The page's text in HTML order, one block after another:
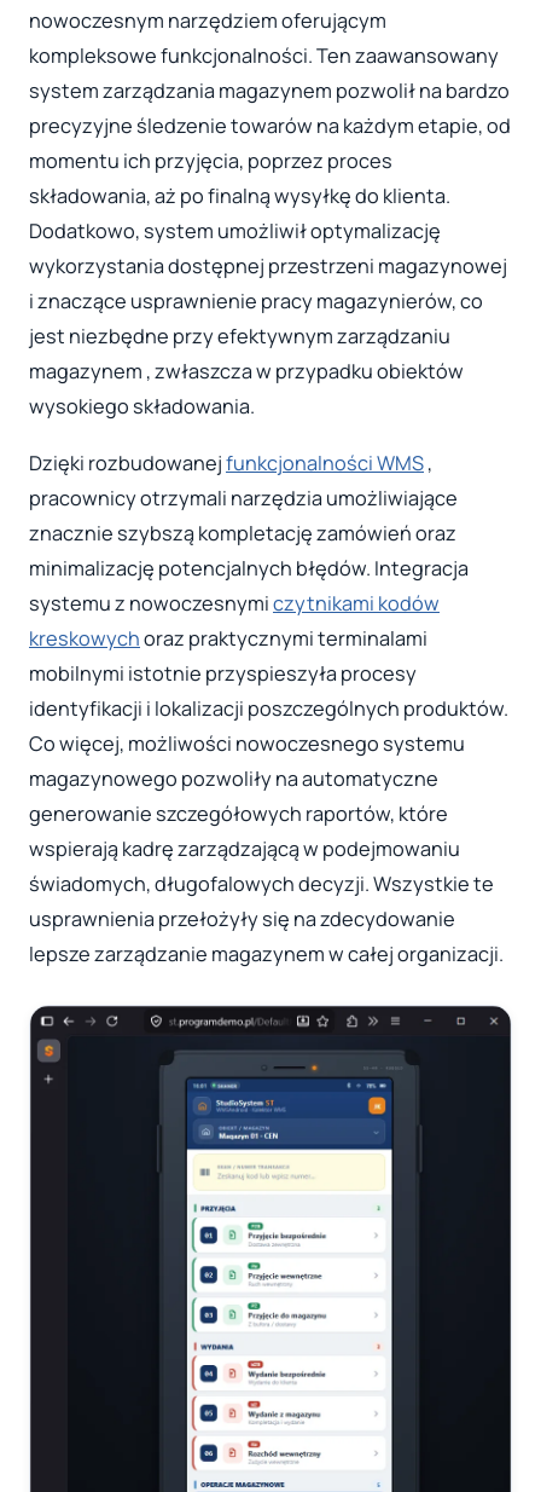
nowoczesnym narzędziem oferującym
kompleksowe funkcjonalności. Ten zaawansowany
system zarządzania magazynem pozwolił na bardzo
precyzyjne śledzenie towarów na każdym etapie, od
momentu ich przyjęcia, poprzez proces
składowania, aż po finalną wysyłkę do klienta.
Dodatkowo, system umożliwił optymalizację
wykorzystania dostępnej przestrzeni magazynowej
i znaczące usprawnienie pracy magazynierów, co
jest niezbędne przy efektywnym zarządzaniu
magazynem , zwłaszcza w przypadku obiektów
wysokiego składowania.
Dzięki rozbudowanejfunkcjonalności WMS,
pracownicy otrzymali narzędzia umożliwiające
znacznie szybszą kompletację zamówień oraz
minimalizację potencjalnych błędów. Integracja
systemu z nowoczesnymiczytnikami kodów
kreskowychoraz praktycznymi terminalami
mobilnymi istotnie przyspieszyła procesy
identyfikacji i lokalizacji poszczególnych produktów.
Co więcej, możliwości nowoczesnego systemu
magazynowego pozwoliły na automatyczne
generowanie szczegółowych raportów, które
wspierają kadrę zarządzającą w podejmowaniu
świadomych, długofalowych decyzji. Wszystkie te
usprawnienia przełożyły się na zdecydowanie
lepsze zarządzanie magazynem w całej organizacji.